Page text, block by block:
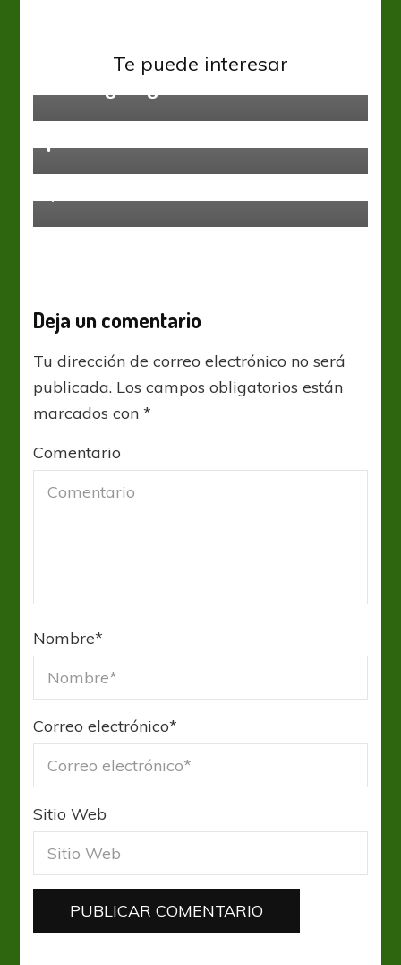
Te puede interesar
Ligue1: Ganaron los 3 de arriba y
Deja un comentario
Tu dirección de correo electrónico no será
publicada. Los campos obligatorios están
marcados con*
Comentario
Nombre*
Correo electrónico*
Sitio Web